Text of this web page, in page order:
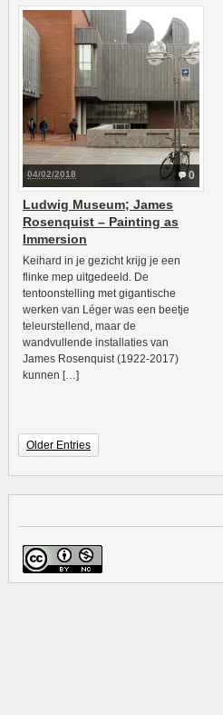
0
04/02/2018
Ludwig Museum; James
Rosenquist – Painting as
Immersion
Keihard in je gezicht krijg je een
flinke mep uitgedeeld. De
tentoonstelling met gigantische
werken van Léger was een beetje
teleurstellend, maar de
wandvullende installaties van
James Rosenquist (1922-2017)
kunnen […]
Older Entries